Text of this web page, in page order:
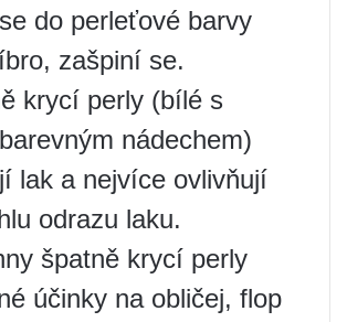
do perleťové barvy
zašpiní se.
krycí perly (bílé s
nádechem)
lak a nejvíce ovlivňují
odrazu laku.
špatně krycí perly
účinky na obličej, flop